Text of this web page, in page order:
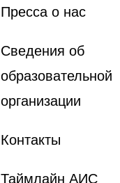
Пресса о нас
Сведения об
образовательной
организации
Контакты
Таймлайн АИС